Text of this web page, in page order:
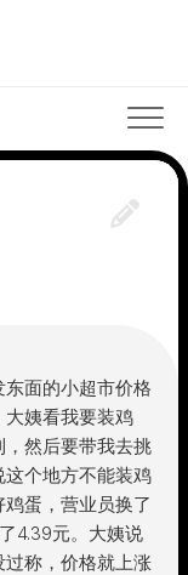
面的小超市价格
姨看我要装鸡
然后要带我去挑
个地方不能装鸡
蛋，营业员换了
4.39元。大姨说
称，价格就上涨